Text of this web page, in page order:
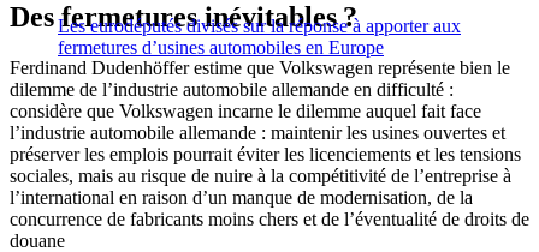
Les eurodéputés divisés sur la réponse à apporter aux
fermetures d’usines automobiles en Europe
Des fermetures inévitables ?
Ferdinand Dudenhöffer estime que Volkswagen représente bien le
dilemme de l’industrie automobile allemande en difficulté :
considère que Volkswagen incarne le dilemme auquel fait face
l’industrie automobile allemande : maintenir les usines ouvertes et
préserver les emplois pourrait éviter les licenciements et les tensions
sociales, mais au risque de nuire à la compétitivité de l’entreprise à
l’international en raison d’un manque de modernisation, de la
concurrence de fabricants moins chers et de l’éventualité de droits de
douane